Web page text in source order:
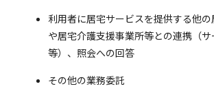
利用者に居宅サービスを提供する他
や居宅介護支援事業所等との連携（
等）、照会への回答
その他の業務委託